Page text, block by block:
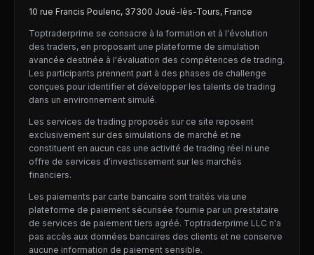
10 rue Francis Poulenc, 37300 Joué-lès-Tours, France
Toptraderprime se consacre à la formation et à l'évolution
des traders, en proposant une plateforme de simulation
avancée destinée à l'évaluation des compétences de trading.
Les participants prennent part à des phases de challenge
conçues pour identifier et développer les talents de trading
dans un environnement simulé.
Les services de trading proposés sur ce site reposent
exclusivement sur des simulations de marché et ne
constituent en aucun cas une activité de trading réel ni une
offre de services d'investissement sur les marchés
financiers.
Les paiements par carte bancaire sont traités via une
plateforme de paiement sécurisée fournie par un prestataire
de services de paiement tiers agréé. Toptraderprime LLC n'a
pas accès aux données bancaires des clients et ne conserve
aucune information de paiement sensible.